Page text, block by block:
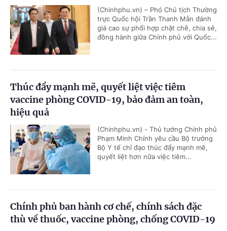
(Chinhphu.vn) – Phó Chủ tịch Thường
trực Quốc hội Trần Thanh Mẫn đánh
giá cao sự phối hợp chặt chẽ, chia sẻ,
đồng hành giữa Chính phủ với Quốc...
Thúc đẩy mạnh mẽ, quyết liệt việc tiêm
vaccine phòng COVID-19, bảo đảm an toàn,
hiệu quả
(Chinhphu.vn) - Thủ tướng Chính phủ
Phạm Minh Chính yêu cầu Bộ trưởng
Bộ Y tế chỉ đạo thúc đẩy mạnh mẽ,
quyết liệt hơn nữa việc tiêm...
Chính phủ ban hành cơ chế, chính sách đặc
thù về thuốc, vaccine phòng, chống COVID-19